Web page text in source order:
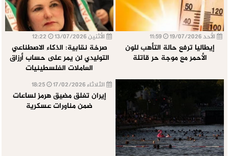
الأحد 19/07/2026
إيطاليا ترفع حالة التأهب للون
الأحمر مع موجة حر قاتلة
الأثنين 13/07/2026
صرخة نقابية: الذكاء الاصطناعي
التوليدي لن يمر على حساب أرزاق
العاملات الفلسطينيات
الثلاثاء 17/02/2026
إيران تغلق مضيق هرمز لساعات
ضمن مناورات عسكرية